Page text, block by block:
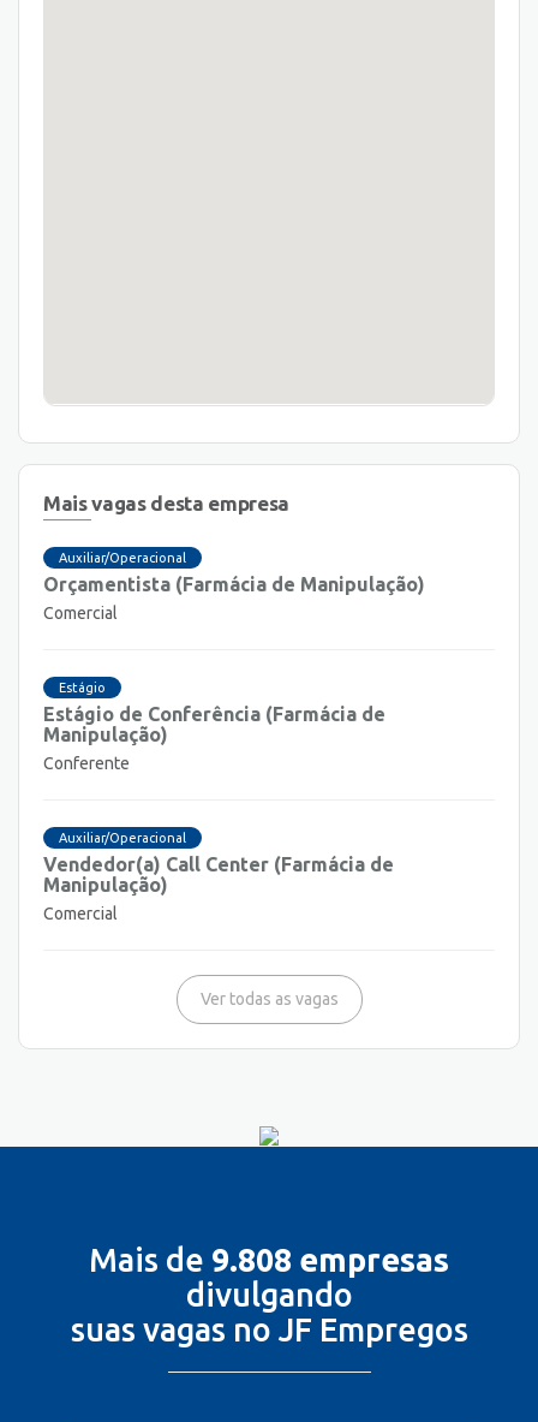
Mais vagas desta empresa
Auxiliar/Operacional
Orçamentista (Farmácia de Manipulação)
Comercial
Estágio
Estágio de Conferência (Farmácia de
Manipulação)
Conferente
Auxiliar/Operacional
Vendedor(a) Call Center (Farmácia de
Manipulação)
Comercial
Ver todas as vagas
Mais de 9.808 empresas
divulgando
suas vagas no JF Empregos